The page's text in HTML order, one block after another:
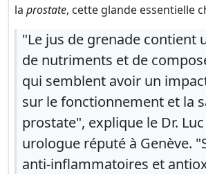
la prostate, cette glande essentielle
"Le jus de grenade contient
de nutriments et de
qui semblent avoir un
sur le fonctionnement et la
prostate", explique le Dr.
urologue réputé à Genève.
anti-inflammatoires et